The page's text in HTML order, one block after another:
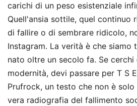
carichi di un peso esistenziale
Quell'ansia sottile, quel continuo
di fallire o di sembrare ridicolo,
Instagram. La verità è che
nato oltre un secolo fa. Se cerchi
modernità, devi passare per T S
Prufrock, un testo che non è
vera radiografia del fallimento